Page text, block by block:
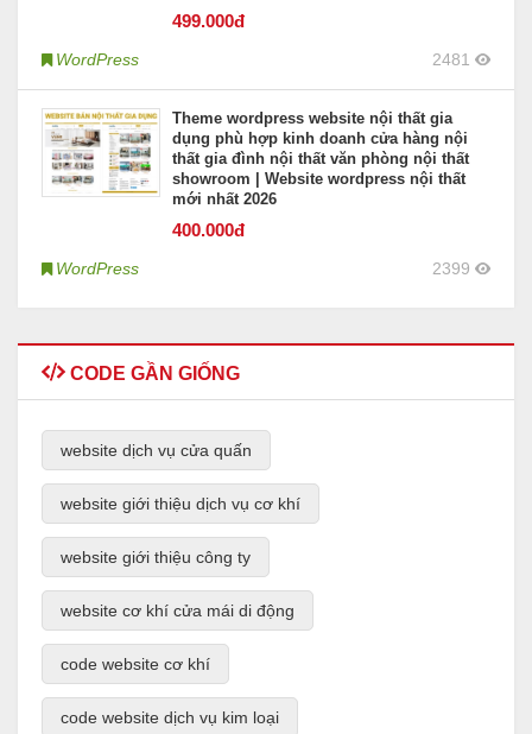
499.000đ
WordPress 2481
Theme wordpress website nội thất gia
dụng phù hợp kinh doanh cửa hàng nội
thất gia đình nội thất văn phòng nội thất
showroom | Website wordpress nội thất
mới nhất 2026
400.000đ
WordPress 2399
CODE GẦN GIỐNG
website dịch vụ cửa quấn
website giới thiệu dịch vụ cơ khí
website giới thiệu công ty
website cơ khí cửa mái di động
code website cơ khí
code website dịch vụ kim loại